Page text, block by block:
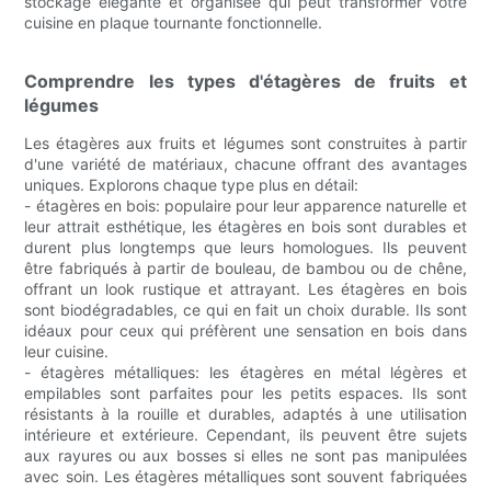
cuisine en plaque tournante fonctionnelle.
Comprendre les types d'étagères de fruits et
légumes
Les étagères aux fruits et légumes sont construites à partir
d'une variété de matériaux, chacune offrant des avantages
uniques. Explorons chaque type plus en détail:
- étagères en bois: populaire pour leur apparence naturelle et
leur attrait esthétique, les étagères en bois sont durables et
durent plus longtemps que leurs homologues. Ils peuvent
être fabriqués à partir de bouleau, de bambou ou de chêne,
offrant un look rustique et attrayant. Les étagères en bois
sont biodégradables, ce qui en fait un choix durable. Ils sont
idéaux pour ceux qui préfèrent une sensation en bois dans
leur cuisine.
- étagères métalliques: les étagères en métal légères et
empilables sont parfaites pour les petits espaces. Ils sont
résistants à la rouille et durables, adaptés à une utilisation
intérieure et extérieure. Cependant, ils peuvent être sujets
aux rayures ou aux bosses si elles ne sont pas manipulées
avec soin. Les étagères métalliques sont souvent fabriquées